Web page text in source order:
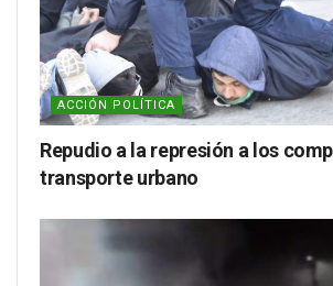
ACCIÓN POLÍTICA
Repudio a la represión a los
transporte urbano